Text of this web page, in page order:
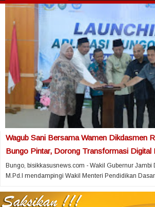
Wagub Sani Bersama Wamen Dikdasmen
Bungo Pintar, Dorong Transformasi Digital
Bungo, bisikkasusnews.com - Wakil Gubernur Jambi
M.Pd.I mendampingi Wakil Menteri Pendidikan